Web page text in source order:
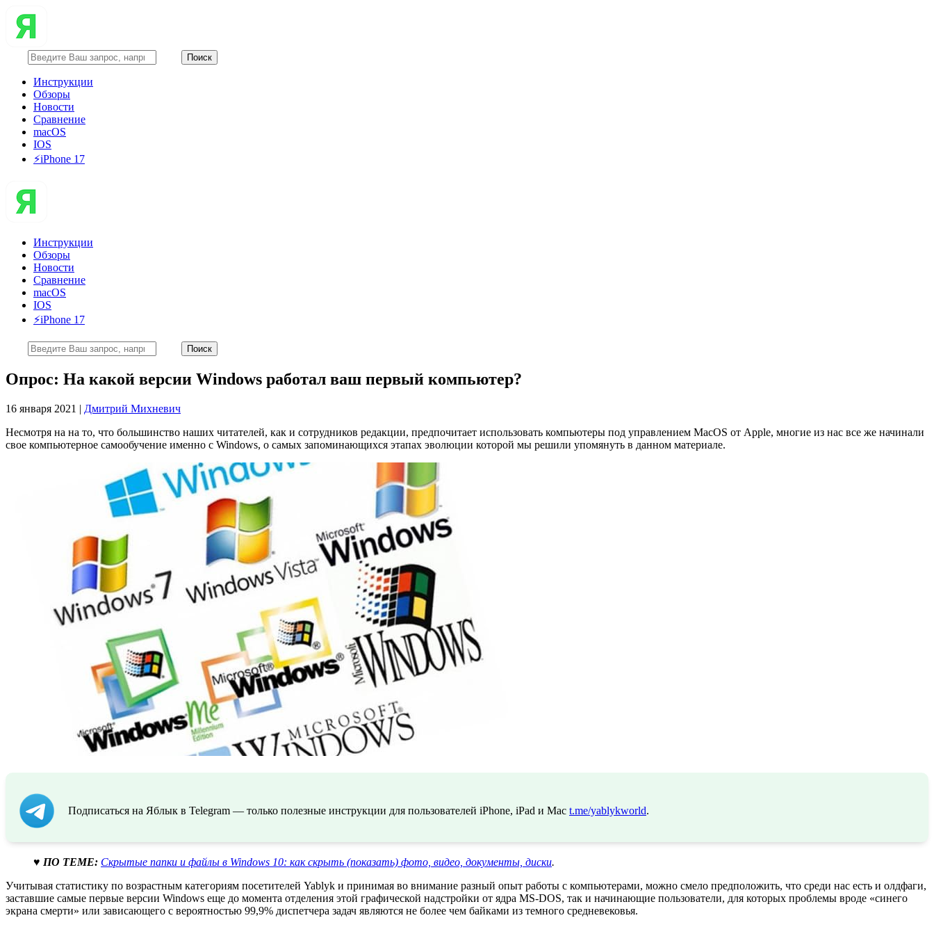
Инструкции
Обзоры
Новости
Сравнение
macOS
IOS
⚡️iPhone 17
Инструкции
Обзоры
Новости
Сравнение
macOS
IOS
⚡️iPhone 17
Опрос: На какой версии Windows работал ваш первый компьютер?
16 января 2021 | Дмитрий Михневич
Несмотря на на то, что большинство наших читателей, как и сотрудников редакции, предпочитает использовать компьютеры под управлением MacOS от Apple, многие из нас все же начинали
свое компьютерное самообучение именно с Windows, о самых запоминающихся этапах эволюции которой мы решили упомянуть в данном материале.
Подписаться на Яблык в Telegram — только полезные инструкции для пользователей iPhone, iPad и Mac t.me/yablykworld.
♥ ПО ТЕМЕ: Скрытые папки и файлы в Windows 10: как скрыть (показать) фото, видео, документы, диски.
Учитывая статистику по возрастным категориям посетителей Yablyk и принимая во внимание разный опыт работы с компьютерами, можно смело предположить, что среди нас есть и олдфаги,
заставшие самые первые версии Windows еще до момента отделения этой графической надстройки от ядра MS-DOS, так и начинающие пользователи, для которых проблемы вроде «синего
экрана смерти» или зависающего с вероятностью 99,9% диспетчера задач являются не более чем байками из темного средневековья.